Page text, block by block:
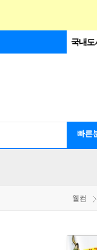
국내도
빠른
웰컴